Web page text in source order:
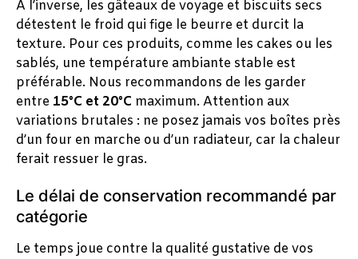
À l’inverse, les gâteaux de voyage et biscuits secs
détestent le froid qui fige le beurre et durcit la
texture. Pour ces produits, comme les cakes ou les
sablés, une température ambiante stable est
préférable. Nous recommandons de les garder
entre 15°C et 20°C maximum. Attention aux
variations brutales : ne posez jamais vos boîtes près
d’un four en marche ou d’un radiateur, car la chaleur
ferait ressuer le gras.
Le délai de conservation recommandé par
catégorie
Le temps joue contre la qualité gustative de vos